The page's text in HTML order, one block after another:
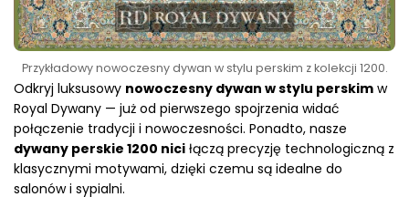
Przykładowy nowoczesny dywan w stylu perskim z kolekcji 1200.
Odkryj luksusowy nowoczesny dywan w stylu perskim w
Royal Dywany — już od pierwszego spojrzenia widać
połączenie tradycji i nowoczesności. Ponadto, nasze
dywany perskie 1200 nici łączą precyzję technologiczną z
klasycznymi motywami, dzięki czemu są idealne do
salonów i sypialni.